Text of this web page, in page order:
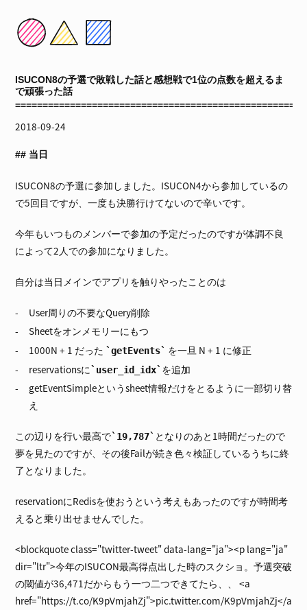
ISUCON8の予選で敗戦した話と感想戦で1位の点数を超えるま
で頑張った話
2018-09-24
当日
ISUCON8の予選に参加しました。ISUCON4から参加しているの
で5回目ですが、一度も決勝行けてないので辛いです。
今年もいつものメンバーで参加の予定だったのですが体調不良
によって2人での参加になりました。
自分は当日メインでアプリを触りやったことのは
User周りの不要なQuery削除
Sheetをオンメモリーにもつ
1000N + 1 だった
getEvents
を一旦 N + 1 に修正
reservationsに
user_id_idx を追加
getEventSimpleというsheet情報だけをとるように一部切り替
え
この辺りを行い最高で 19,787
となりのあと1時間だったので
夢を見たのですが、その後Failが続き色々検証しているうちに終
了となりました。
reservationにRedisを使おうという考えもあったのですが時間考
えると乗り出せませんでした。
<blockquote class="twitter-tweet" data-lang="ja"><p lang="ja"
dir="ltr">今年のISUCON最高得点出した時のスクショ。予選突破
の閾値が36,471だからもう一つ二つできてたら、、 <a
href="https://t.co/K9pVmjahZj">pic.twitter.com/K9pVmjahZj</a